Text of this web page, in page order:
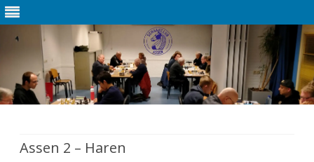
Assen 2 – Haren